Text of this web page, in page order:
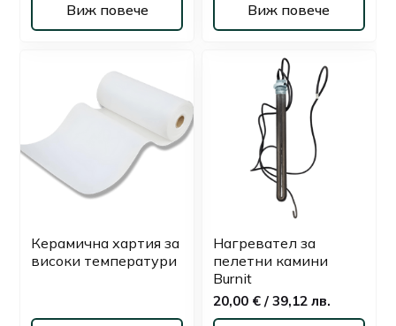
Виж повече Виж повече
Керамична хартия за
високи температури
Нагревател за
пелетни камини
Burnit
20,00 € / 39,12 лв.